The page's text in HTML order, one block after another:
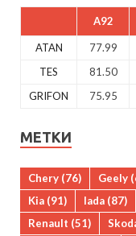
A92
ATAN 77.99
TES
81.50
GRIFON
75.95
МЕТКИ
Chery (76) Geely
Kia (91) lada (87)
Renault (51)